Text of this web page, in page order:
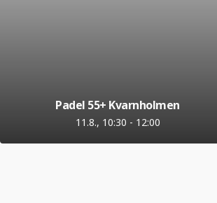
Padel 55+ Kvarnholmen
11.8., 10:30 - 12:00